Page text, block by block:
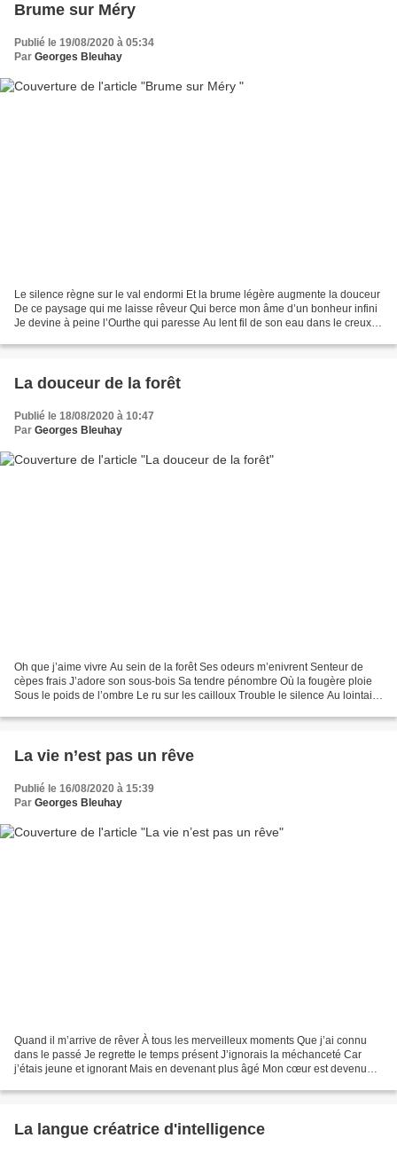
Brume sur Méry
Publié le 19/08/2020 à 05:34
Par Georges Bleuhay
Le silence règne sur le val endormi Et la brume légère augmente la douceur
De ce paysage qui me laisse rêveur Qui berce mon âme d’un bonheur infini
Je devine à peine l’Ourthe qui paresse Au lent fil de son eau dans le creux
La douceur de la forêt
Publié le 18/08/2020 à 10:47
Par Georges Bleuhay
Oh que j’aime vivre Au sein de la forêt Ses odeurs m’enivrent Senteur de
cèpes frais J’adore son sous-bois Sa tendre pénombre Où la fougère ploie
Sous le poids de l’ombre Le ru sur les cailloux Trouble le silence Au lointain
La vie n’est pas un rêve
Publié le 16/08/2020 à 15:39
Par Georges Bleuhay
Quand il m’arrive de rêver À tous les merveilleux moments Que j’ai connu
dans le passé Je regrette le temps présent J’ignorais la méchanceté Car
j’étais jeune et ignorant Mais en devenant plus âgé Mon cœur est devenu
La langue créatrice d'intelligence